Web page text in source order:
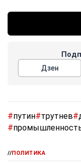
Дзен
#путин#трутнев#
#
//ПОЛИТИКА